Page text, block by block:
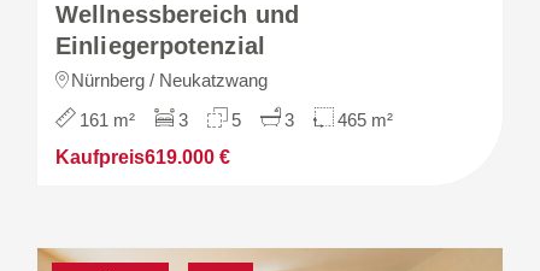
Wellnessbereich und
Einliegerpotenzial
Nürnberg / Neukatzwang
161 m²
3 5 3
465 m²
Kaufpreis619.000 €